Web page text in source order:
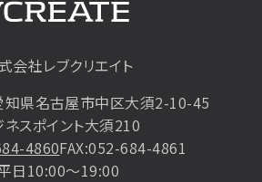
会社レブクリエイト
知県名古屋市中区大須2-10-45
ネスポイント大須210
4860FAX:052-684-4861
日10:00〜19:00